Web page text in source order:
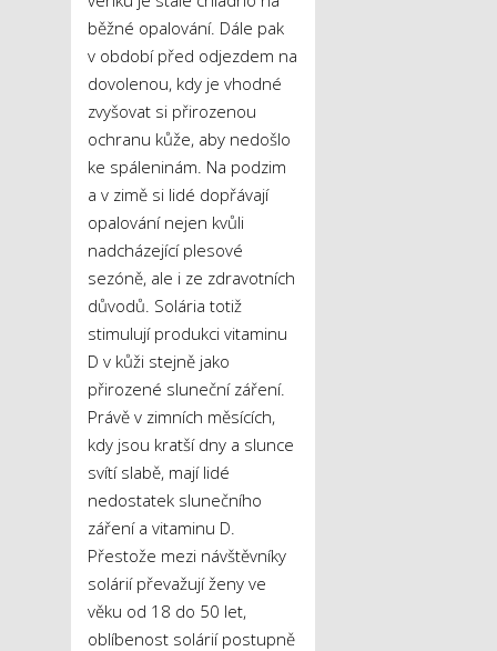
běžné opalování. Dále pak
v období před odjezdem na
dovolenou, kdy je vhodné
zvyšovat si přirozenou
ochranu kůže, aby nedošlo
ke spáleninám. Na podzim
a v zimě si lidé dopřávají
opalování nejen kvůli
nadcházející plesové
sezóně, ale i ze zdravotních
důvodů. Solária totiž
stimulují produkci vitaminu
D v kůži stejně jako
přirozené sluneční záření.
Právě v zimních měsících,
kdy jsou kratší dny a slunce
svítí slabě, mají lidé
nedostatek slunečního
záření a vitaminu D.
Přestože mezi návštěvníky
solárií převažují ženy ve
věku od 18 do 50 let,
oblíbenost solárií postupně